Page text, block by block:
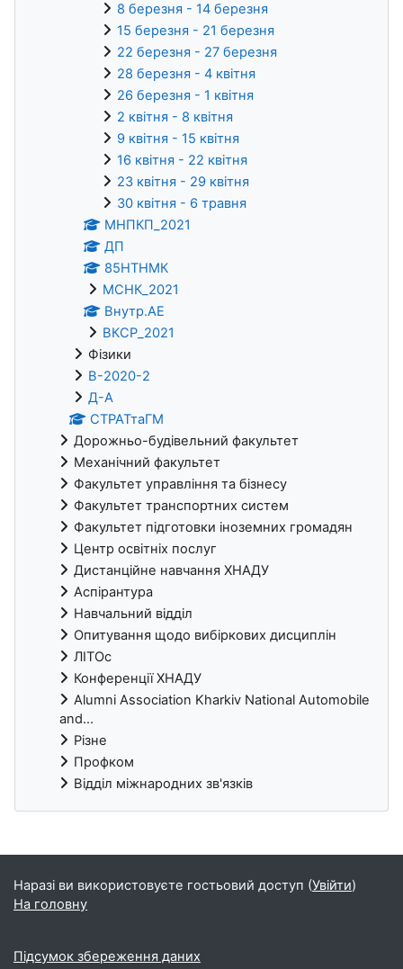
8 березня - 14 березня
15 березня - 21 березня
22 березня - 27 березня
28 березня - 4 квітня
26 березня - 1 квітня
2 квітня - 8 квітня
9 квітня - 15 квітня
16 квітня - 22 квітня
23 квітня - 29 квітня
30 квітня - 6 травня
МНПКП_2021
ДП
85НТНМК
МСНК_2021
Внутр.АЕ
ВКСР_2021
Фізики
В-2020-2
Д-А
СТРАТтаГМ
Дорожньо-будівельний факультет
Механічний факультет
Факультет управління та бізнесу
Факультет транспортних систем
Факультет підготовки іноземних громадян
Центр освітніх послуг
Дистанційне навчання ХНАДУ
Аспірантура
Навчальний відділ
Опитування щодо вибіркових дисциплін
ЛІТОс
Конференції ХНАДУ
Alumni Association Kharkiv National Automobile
and...
Різне
Профком
Відділ міжнародних зв'язків
Блоки
Наразі ви використовуєте гостьовий доступ (Увійти)
На головну
Підсумок збереження даних